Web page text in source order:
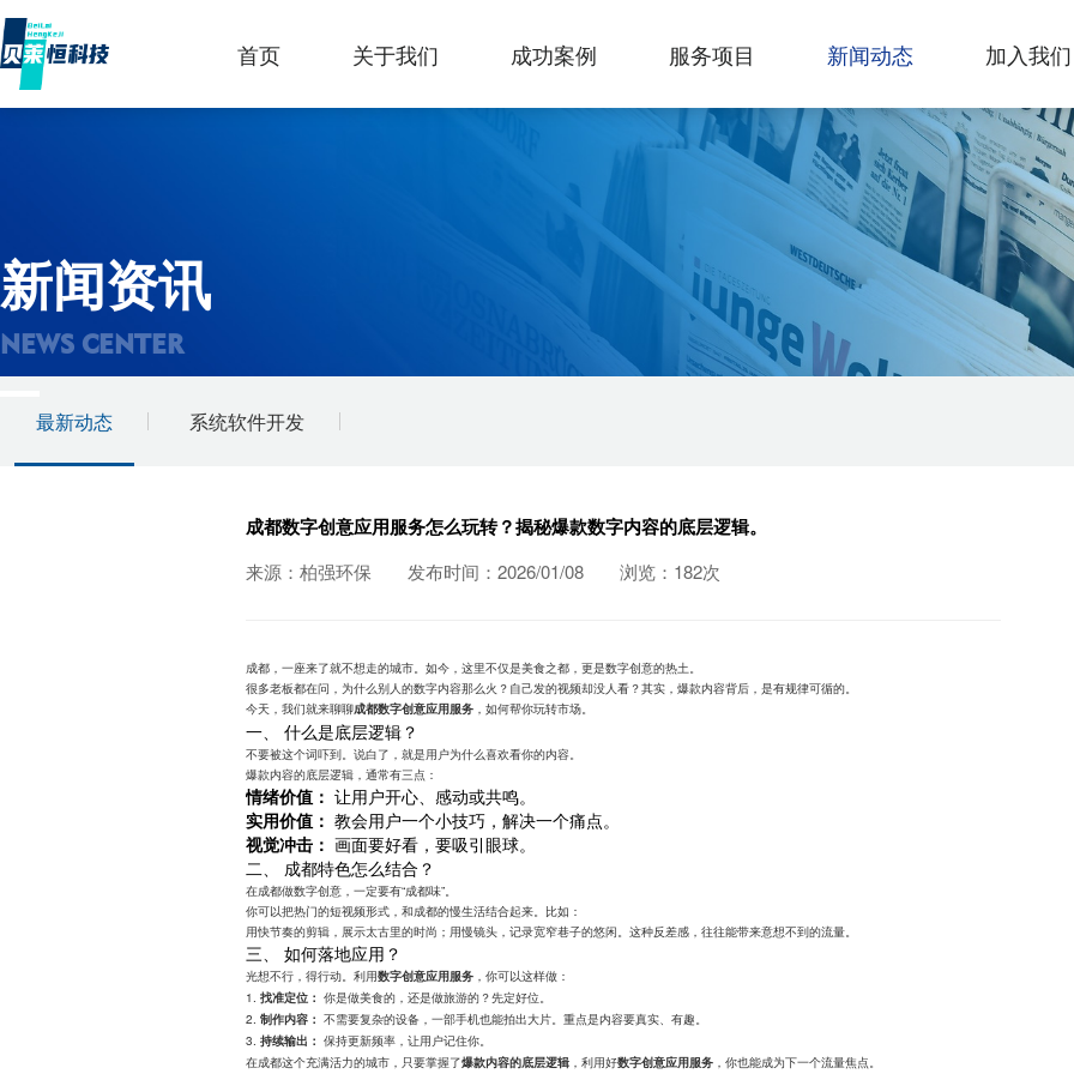
首页 关于我们 成功案例 服务项目 新闻动态 加入我们
新闻资讯
NEWS CENTER
最新动态 系统软件开发
成都数字创意应用服务怎么玩转？揭秘爆款数字内容的底层逻辑。
来源：柏强环保 发布时间：2026/01/08 浏览：182次
成都，一座来了就不想走的城市。如今，这里不仅是美食之都，更是数字创意的热土。
很多老板都在问，为什么别人的数字内容那么火？自己发的视频却没人看？其实，爆款内容背后，是有规律可循的。
今天，我们就来聊聊成都数字创意应用服务 ，如何帮你玩转市场。
一、 什么是底层逻辑？
不要被这个词吓到。说白了，就是用户为什么喜欢看你的内容。
爆款内容的底层逻辑，通常有三点：
情绪价值： 让用户开心、感动或共鸣。
实用价值： 教会用户一个小技巧，解决一个痛点。
视觉冲击： 画面要好看，要吸引眼球。
二、 成都特色怎么结合？
在成都做数字创意，一定要有“成都味”。
你可以把热门的短视频形式，和成都的慢生活结合起来。比如：
用快节奏的剪辑，展示太古里的时尚；用慢镜头，记录宽窄巷子的悠闲。这种反差感，往往能带来意想不到的流量。
三、 如何落地应用？
光想不行，得行动。利用数字创意应用服务 ，你可以这样做：
1.找准定位： 你是做美食的，还是做旅游的？先定好位。
2.制作内容： 不需要复杂的设备，一部手机也能拍出大片。重点是内容要真实、有趣。
3.持续输出： 保持更新频率，让用户记住你。
在成都这个充满活力的城市，只要掌握了爆款内容的底层逻辑 ，利用好数字创意应用服务 ，你也能成为下一个流量焦点。